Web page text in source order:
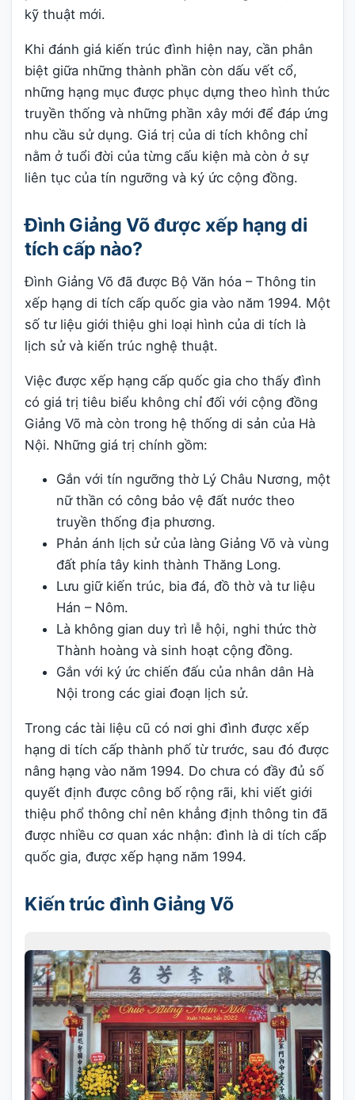
kỹ thuật mới.
Khi đánh giá kiến trúc đình hiện nay, cần phân
biệt giữa những thành phần còn dấu vết cổ,
những hạng mục được phục dựng theo hình thức
truyền thống và những phần xây mới để đáp ứng
nhu cầu sử dụng. Giá trị của di tích không chỉ
nằm ở tuổi đời của từng cấu kiện mà còn ở sự
liên tục của tín ngưỡng và ký ức cộng đồng.
Đình Giảng Võ được xếp hạng di
tích cấp nào?
Đình Giảng Võ đã được Bộ Văn hóa – Thông tin
xếp hạng di tích cấp quốc gia vào năm 1994. Một
số tư liệu giới thiệu ghi loại hình của di tích là
lịch sử và kiến trúc nghệ thuật.
Việc được xếp hạng cấp quốc gia cho thấy đình
có giá trị tiêu biểu không chỉ đối với cộng đồng
Giảng Võ mà còn trong hệ thống di sản của Hà
Nội. Những giá trị chính gồm:
Gắn với tín ngưỡng thờ Lý Châu Nương, một
nữ thần có công bảo vệ đất nước theo
truyền thống địa phương.
Phản ánh lịch sử của làng Giảng Võ và vùng
đất phía tây kinh thành Thăng Long.
Lưu giữ kiến trúc, bia đá, đồ thờ và tư liệu
Hán – Nôm.
Là không gian duy trì lễ hội, nghi thức thờ
Thành hoàng và sinh hoạt cộng đồng.
Gắn với ký ức chiến đấu của nhân dân Hà
Nội trong các giai đoạn lịch sử.
Trong các tài liệu cũ có nơi ghi đình được xếp
hạng di tích cấp thành phố từ trước, sau đó được
nâng hạng vào năm 1994. Do chưa có đầy đủ số
quyết định được công bố rộng rãi, khi viết giới
thiệu phổ thông chỉ nên khẳng định thông tin đã
được nhiều cơ quan xác nhận: đình là di tích cấp
quốc gia, được xếp hạng năm 1994.
Kiến trúc đình Giảng Võ